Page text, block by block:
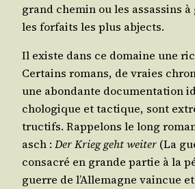
grand che­min ou les assas­sins
les for­faits les plus abjects.
Il existe dans ce domaine une
Cer­tains romans, de vraies
une abon­dante docu­men­ta­tion
cho­lo­gique et tac­tique, sont
truc­tifs. Rap­pe­lons le long
asch : Der Krieg geht wei­ter (La
consa­cré en grande par­tie à la
guerre de l’Al­le­magne vain­cue